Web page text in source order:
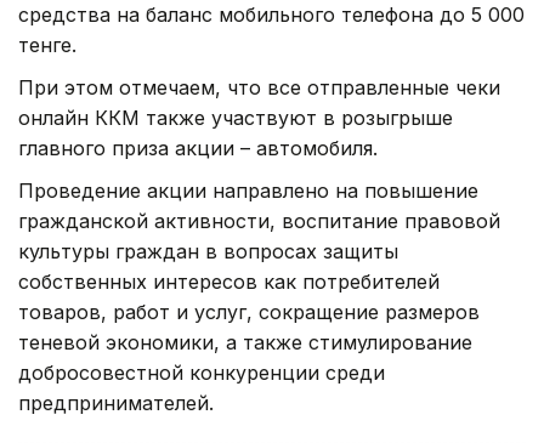
средства на баланс мобильного телефона до 5 000
тенге.
При этом отмечаем, что все отправленные чеки
онлайн ККМ также участвуют в розыгрыше
главного приза акции – автомобиля.
Проведение акции направлено на повышение
гражданской активности, воспитание правовой
культуры граждан в вопросах защиты
собственных интересов как потребителей
товаров, работ и услуг, сокращение размеров
теневой экономики, а также стимулирование
добросовестной конкуренции среди
предпринимателей.